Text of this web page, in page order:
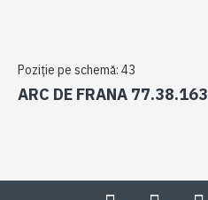
Poziție pe schemă: 43
ARC DE FRANA 77.38.163